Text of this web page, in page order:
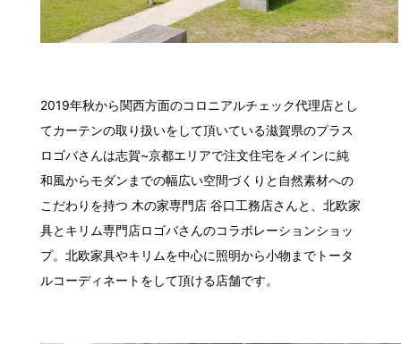
2019年秋から関西方面のコロニアルチェック代理店とし
てカーテンの取り扱いをして頂いている滋賀県のプラス
ロゴバさんは志賀~京都エリアで注文住宅をメインに純
和風からモダンまでの幅広い空間づくりと自然素材への
こだわりを持つ 木の家専門店 谷口工務店さんと、北欧家
具とキリム専門店ロゴバさんのコラボレーションショッ
プ。北欧家具やキリムを中心に照明から小物までトータ
ルコーディネートをして頂ける店舗です。